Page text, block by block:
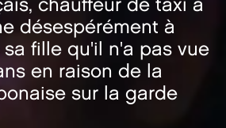
désespérément à
fille qu'il n'a pas vue
en raison de la
sur la garde